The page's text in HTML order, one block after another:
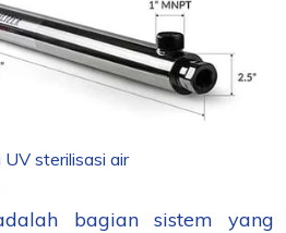
UV sterilisasi air
bagian sistem yang